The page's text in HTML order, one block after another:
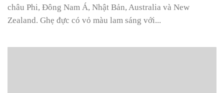
châu Phi, Đông Nam Á, Nhật Bản, Australia và New
Zealand. Ghẹ đực có vỏ màu lam sáng với...